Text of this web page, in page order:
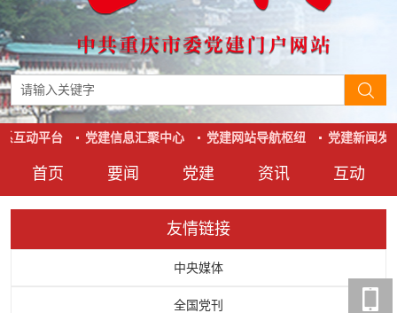
首页 要闻
要闻
时政要闻
重庆市领导活动报道集
党建
党建
党建动态
干部工作
资讯
资讯
热点关注
学习思考
互动
互动
红岩评论
七一视频
互动平台 党建信息汇聚中心 党建网站导航枢纽 党建新闻发
友情链接
中央媒体
全国党刊